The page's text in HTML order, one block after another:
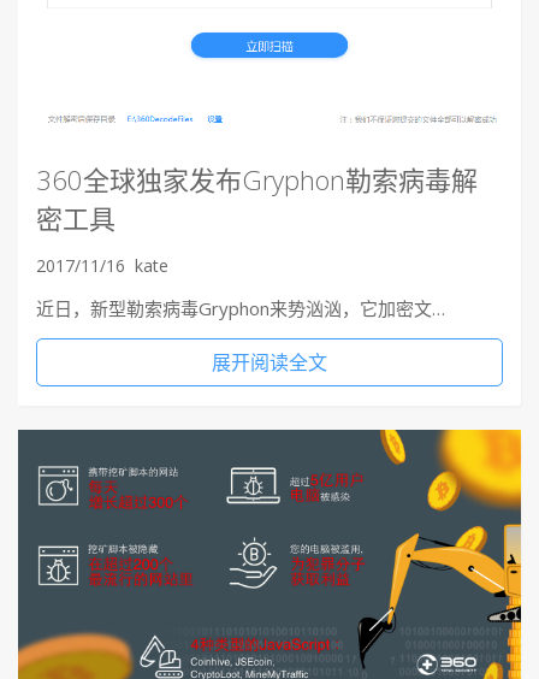
360全球独家发布Gryphon勒索病毒解
密工具
2017/11/16 kate
近日，新型勒索病毒Gryphon来势汹汹，它加密文…
展开阅读全文